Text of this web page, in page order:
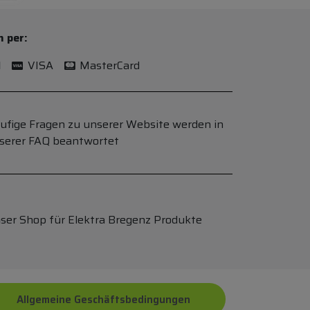
per:
VISA MasterCard
Fragen zu unserer Website werden in
FAQ beantwortet
Shop für Elektra Bregenz Produkte
Allgemeine Geschäftsbedingungen